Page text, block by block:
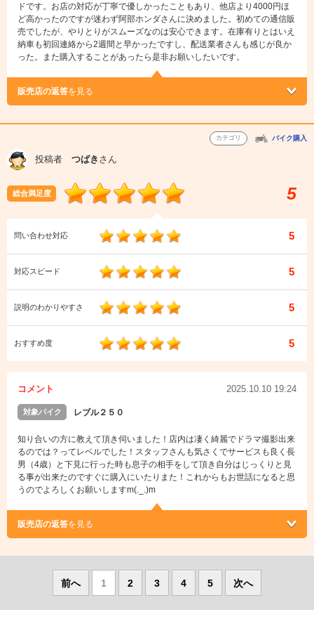
ドです。お店の対応が丁寧で優しかったこともあり、他店より4000円ほ
ど高かったのですが迷わず阿部ホンダさんに決めました。初めての通信販
売でしたが、やりとりがスムーズなのは安心できます。在庫有りとはいえ
納車も初回連絡から2週間と早かったですし、配送業者さんも感じが良か
った。また購入することがあったら是非お願いしたいです。
販売店の返答を見る
カテゴリ バイク購入
投稿者 つばき さん
総合満足度 5
問い合わせ対応 5
対応スピード 5
説明のわかりやすさ 5
おすすめ度 5
コメント 2025.10.10 19:24
対象バイク レブル２５０
知り合いの方に教えて頂き伺いました！店内は凄く綺麗でドラマ撮影出来
るのでは？ってレベルでした！スタッフさんも気さくでサービスも良く長
男（4歳）と下見に行った時も息子の相手をして頂き自分はじっくりと見
る事が出来たのですぐに購入にいたりまた！これからもお世話になると思
うのでよろしくお願いしますm(._.)m
販売店の返答を見る
前へ 1 2 3 4 5 次へ